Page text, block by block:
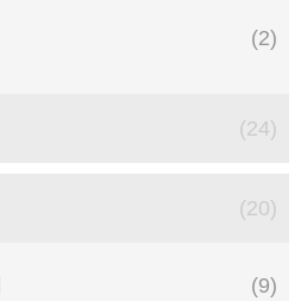
(2)
(24)
(20)
(9)